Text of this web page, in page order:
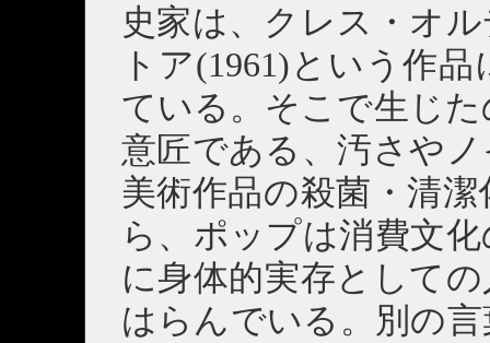
史家は、クレス・オ
トア(1961)という作
ている。そこで生じ
意匠である、汚さや
美術作品の殺菌・清
ら、ポップは消費文
に身体的実存として
はらんでいる。別の